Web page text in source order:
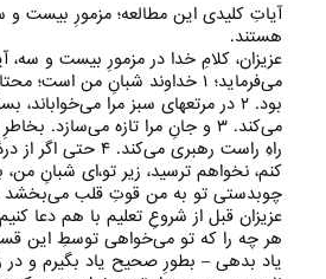
آیاتِ کلیدی این مطالعه؛ مزمورِ بیست و
هستند.
عزیزان، کلامِ خدا در مزمورِ بیست و سه،
می‌‌فرماید؛ ۱ خداوند شبانِ من
بود. ۲ در مرتعهای سبز مرا
می‌‌کند. ۳ و جانِ مرا تازه می‌‌سازد.
راهِ راست رهبری می‌‌کند.
کنم، نخواهم ترسید، زیر تو،‌ای شبانِ
چوبدستی تو به من قوتِ قلب می‌‌بخشد
عزیزان قبل از شروعِ تعلیم با هم دعا
هر چه را که تو می‌‌خواهی توسطِ این
یاد بدهی – بطورِ صحیح یاد بگیرم و در